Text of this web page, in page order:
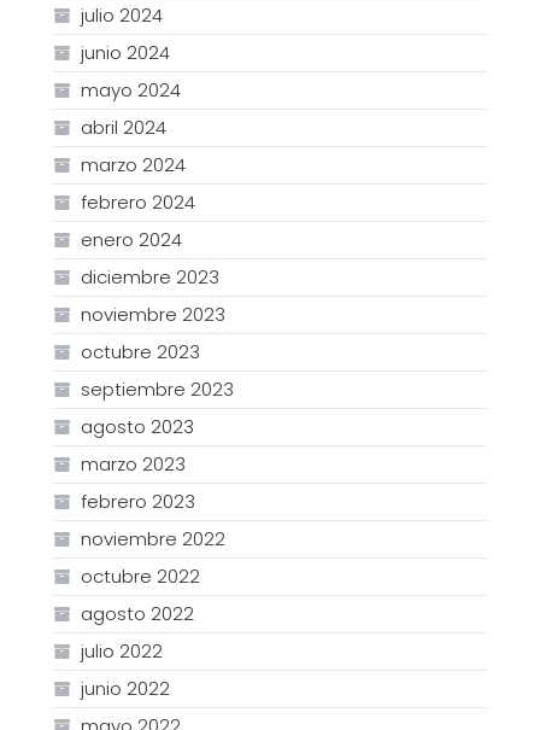
julio 2024
junio 2024
mayo 2024
abril 2024
marzo 2024
febrero 2024
enero 2024
diciembre 2023
noviembre 2023
octubre 2023
septiembre 2023
agosto 2023
marzo 2023
febrero 2023
noviembre 2022
octubre 2022
agosto 2022
julio 2022
junio 2022